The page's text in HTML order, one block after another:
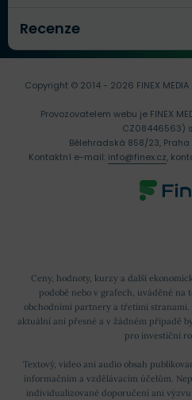
Recenze
Ceny, hodnoty, kurzy a další
podobě nebo v grafech, uváděné na
obchodními partnery a třetími stranami.
aktuální ani přesné a v žádném případě
pro investiční
Textový, video ani audio obsah
informačním a vzdělávacím účelům.
individualizované doporučení ani
Copyright © 2014 - 2026 FINEX MEDIA
Provozovatelem webu je FINEX
CZ08446563)
Bělehradská 858/23,
Kontaktní e-mail: info@finex.cz,